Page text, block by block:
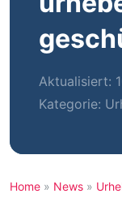
Aktualisiert:
Kategorie:
Home » News »